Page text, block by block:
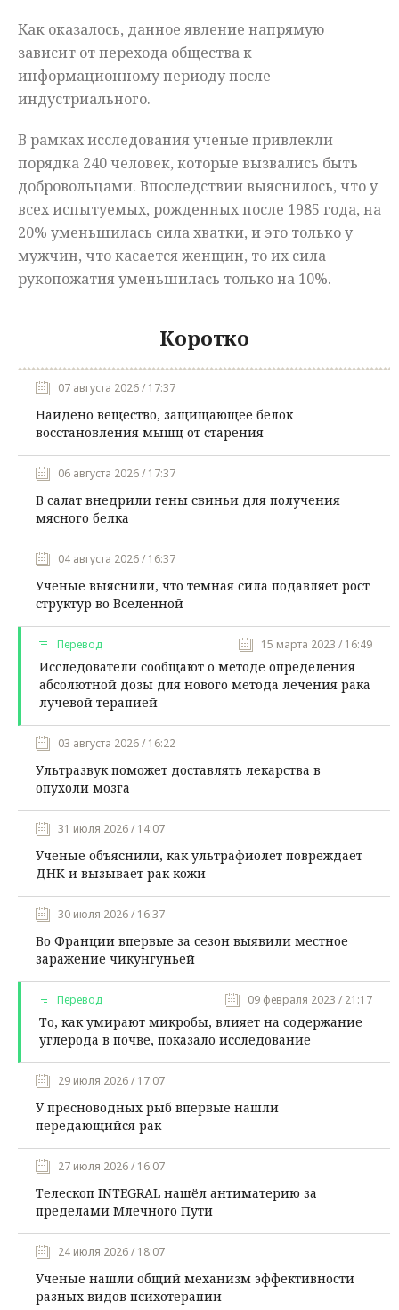
Как оказалось, данное явление напрямую
зависит от перехода общества к
информационному периоду после
индустриального.
В рамках исследования ученые привлекли
порядка 240 человек, которые вызвались быть
добровольцами. Впоследствии выяснилось, что у
всех испытуемых, рожденных после 1985 года, на
20% уменьшилась сила хватки, и это только у
мужчин, что касается женщин, то их сила
рукопожатия уменьшилась только на 10%.
Коротко
07 августа 2026 / 17:37
Найдено вещество, защищающее белок
восстановления мышц от старения
06 августа 2026 / 17:37
В салат внедрили гены свиньи для получения
мясного белка
04 августа 2026 / 16:37
Ученые выяснили, что темная сила подавляет рост
структур во Вселенной
Перевод 15 марта 2023 / 16:49
Исследователи сообщают о методе определения
абсолютной дозы для нового метода лечения рака
лучевой терапией
03 августа 2026 / 16:22
Ультразвук поможет доставлять лекарства в
опухоли мозга
31 июля 2026 / 14:07
Ученые объяснили, как ультрафиолет повреждает
ДНК и вызывает рак кожи
30 июля 2026 / 16:37
Во Франции впервые за сезон выявили местное
заражение чикунгуньей
Перевод 09 февраля 2023 / 21:17
То, как умирают микробы, влияет на содержание
углерода в почве, показало исследование
29 июля 2026 / 17:07
У пресноводных рыб впервые нашли
передающийся рак
27 июля 2026 / 16:07
Телескоп INTEGRAL нашёл антиматерию за
пределами Млечного Пути
24 июля 2026 / 18:07
Ученые нашли общий механизм эффективности
разных видов психотерапии